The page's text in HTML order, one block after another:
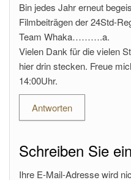
Bin jedes Jahr erneut
Filmbeiträgen der 24Std-
Team Whaka……….a.
Vielen Dank für die vielen
hier drin stecken. Freue
14:00Uhr.
Antworten
Schreiben Sie
Ihre E-Mail-Adresse wird